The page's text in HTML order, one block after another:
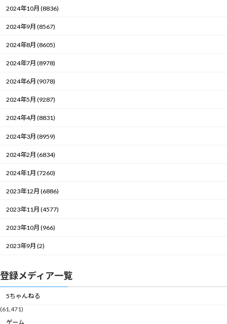
2024年10月 (8836)
2024年9月 (8567)
2024年8月 (8605)
2024年7月 (8978)
2024年6月 (9078)
2024年5月 (9287)
2024年4月 (8831)
2024年3月 (8959)
2024年2月 (6834)
2024年1月 (7260)
2023年12月 (6886)
2023年11月 (4577)
2023年10月 (966)
2023年9月 (2)
登録メディア一覧
5ちゃんねる
(61,471)
ゲーム